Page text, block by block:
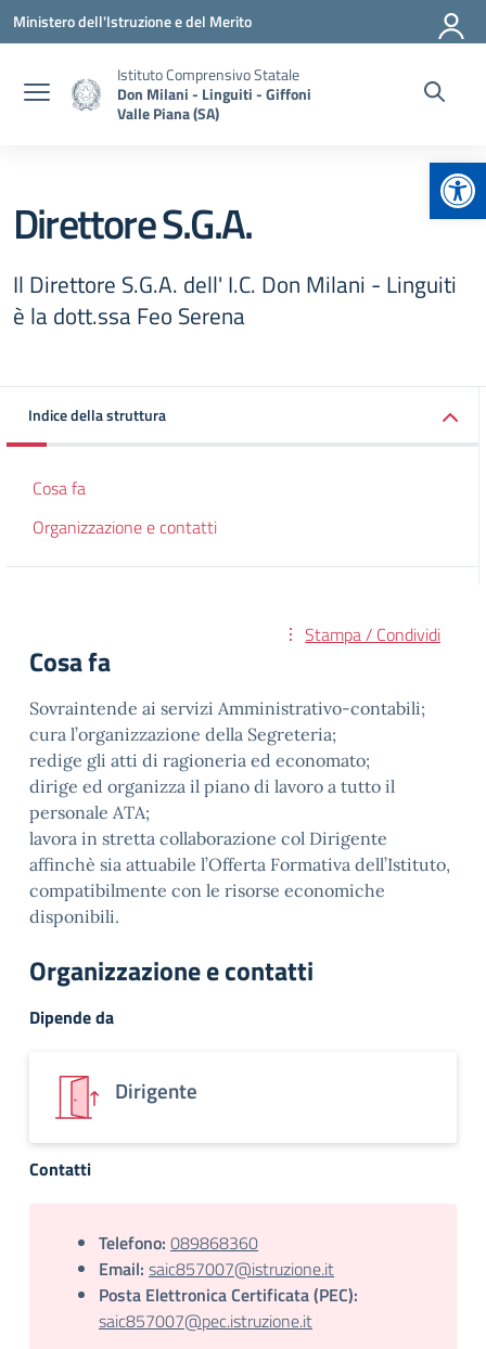
Vai ai contenuti
Vai al menu di navigazione
Vai al footer
Ministero dell'Istruzione e del Merito
Istituto Comprensivo Statale
Don Milani - Linguiti - Giffoni
Valle Piana (SA)
Direttore S.G.A.
Il Direttore S.G.A. dell' I.C. Don Milani - Linguiti
è la dott.ssa Feo Serena
Indice della struttura
Cosa fa
Organizzazione e contatti
Stampa / Condividi
Cosa fa
Sovraintende ai servizi Amministrativo-contabili;
cura l’organizzazione della Segreteria;
redige gli atti di ragioneria ed economato;
dirige ed organizza il piano di lavoro a tutto il
personale ATA;
lavora in stretta collaborazione col Dirigente
affinchè sia attuabile l’Offerta Formativa dell’Istituto,
compatibilmente con le risorse economiche
disponibili.
Organizzazione e contatti
Dipende da
Dirigente
Contatti
Telefono: 089868360
Email: saic857007@istruzione.it
Posta Elettronica Certificata (PEC):
saic857007@pec.istruzione.it